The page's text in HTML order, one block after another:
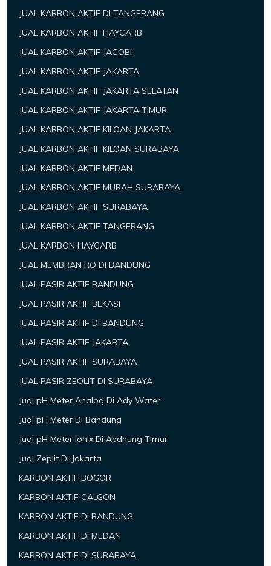
JUAL KARBON AKTIF DI TANGERANG
JUAL KARBON AKTIF HAYCARB
JUAL KARBON AKTIF JACOBI
JUAL KARBON AKTIF JAKARTA
JUAL KARBON AKTIF JAKARTA SELATAN
JUAL KARBON AKTIF JAKARTA TIMUR
JUAL KARBON AKTIF KILOAN JAKARTA
JUAL KARBON AKTIF KILOAN SURABAYA
JUAL KARBON AKTIF MEDAN
JUAL KARBON AKTIF MURAH SURABAYA
JUAL KARBON AKTIF SURABAYA
JUAL KARBON AKTIF TANGERANG
JUAL KARBON HAYCARB
JUAL MEMBRAN RO DI BANDUNG
JUAL PASIR AKTIF BANDUNG
JUAL PASIR AKTIF BEKASI
JUAL PASIR AKTIF DI BANDUNG
JUAL PASIR AKTIF JAKARTA
JUAL PASIR AKTIF SURABAYA
JUAL PASIR ZEOLIT DI SURABAYA
Jual pH Meter Analog Di Ady Water
Jual pH Meter Di Bandung
Jual pH Meter Ionix Di Abdnung Timur
Jual Zeplit Di Jakarta
KARBON AKTIF BOGOR
KARBON AKTIF CALGON
KARBON AKTIF DI BANDUNG
KARBON AKTIF DI MEDAN
KARBON AKTIF DI SURABAYA